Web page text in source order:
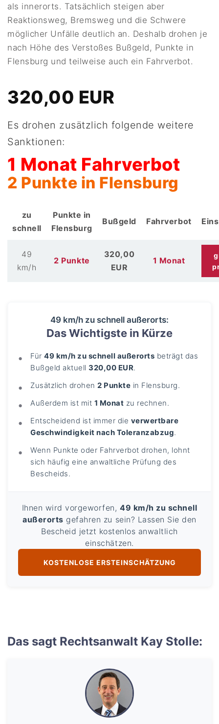
als innerorts. Tatsächlich steigen aber
Reaktionsweg, Bremsweg und die Schwere
möglicher Unfälle deutlich an. Deshalb drohen je
nach Höhe des Verstoßes Bußgeld, Punkte in
Flensburg und teilweise auch ein Fahrverbot.
320,00 EUR
Es drohen zusätzlich folgende weitere
Sanktionen:
1 Monat Fahrverbot
2 Punkte in Flensburg
zu
schnell
Punkte in
Flensburg
Bußgeld Fahrverbot
49
km/h
2 Punkte
320,00
EUR
1 Monat
49 km/h zu schnell außerorts:
Das Wichtigste in Kürze
Für49 km/h zu schnell außerorts beträgt das
Bußgeld aktuell 320,00 EUR.
Zusätzlich drohen2 Punkte in Flensburg.
Außerdem ist mit 1 Monat zu rechnen.
Entscheidend ist immer die verwertbare
Geschwindigkeit nach Toleranzabzug.
Wenn Punkte oder Fahrverbot drohen, lohnt
sich häufig eine anwaltliche Prüfung des
Bescheids.
Ihnen wird vorgeworfen,49 km/h zu schnell
außerorts gefahren zu sein? Lassen Sie den
Bescheid jetzt kostenlos anwaltlich
einschätzen.
KOSTENLOSE ERSTEINSCHÄTZUNG
Das sagt Rechtsanwalt Kay Stolle: